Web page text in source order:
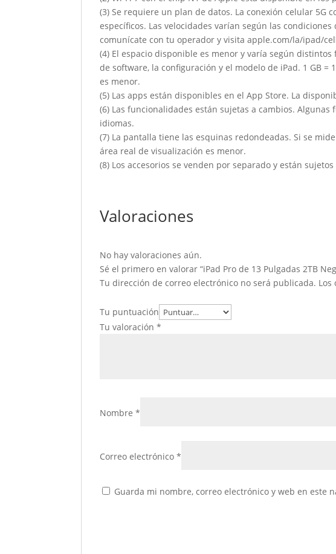
(3) Se requiere un plan de datos. La conexión celular 5G
específicos. Las velocidades varían según las
comunícate con tu operador y visita apple.com/la/ipad/
(4) El espacio disponible es menor y varía según
de software, la configuración y el modelo de iPad. 1 GB
es menor.
(5) Las apps están disponibles en el App Store. La
(6) Las funcionalidades están sujetas a cambios.
idiomas.
(7) La pantalla tiene las esquinas redondeadas. Si se
área real de visualización es menor.
(8) Los accesorios se venden por separado y están
Valoraciones
No hay valoraciones aún.
Sé el primero en valorar “iPad Pro de 13 Pulgadas 2TB
Tu dirección de correo electrónico no será publicada. Los
Tu puntuación
Tu valoración*
Nombre*
Correo electrónico*
Guarda mi nombre, correo electrónico y web en este